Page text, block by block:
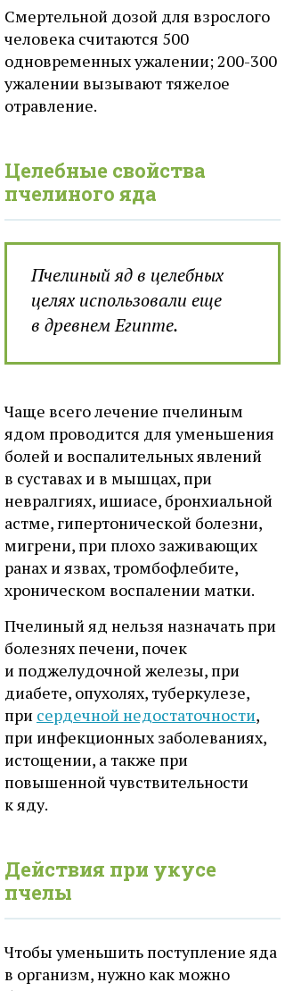
Смертельной дозой для взрослого
человека считаются 500
одновременных ужалении; 200-300
ужалении вызывают тяжелое
отравление.
Целебные свойства
пчелиного яда
Пчелиный яд в целебных
целях использовали еще
в древнем Египте.
Чаще всего лечение пчелиным
ядом проводится для уменьшения
болей и воспалительных явлений
в суставах и в мышцах, при
невралгиях, ишиасе, бронхиальной
астме, гипертонической болезни,
мигрени, при плохо заживающих
ранах и язвах, тромбофлебите,
хроническом воспалении матки.
Пчелиный яд нельзя назначать при
болезнях печени, почек
и поджелудочной железы, при
диабете, опухолях, туберкулезе,
при сердечной недостаточности,
при инфекционных заболеваниях,
истощении, а также при
повышенной чувствительности
к яду.
Действия при укусе
пчелы
Чтобы уменьшить поступление яда
в организм, нужно как можно